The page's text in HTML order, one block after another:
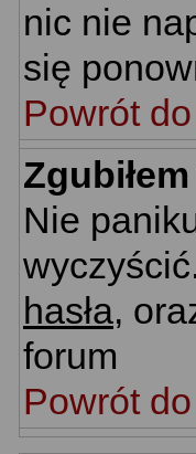
nic nie
się
Powrót
Nie
hasła,
forum
Powrót